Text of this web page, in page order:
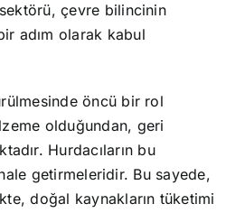
sektörü, çevre bilincinin
adım olarak kabul
öncü bir rol
olduğundan, geri
Hurdacıların bu
getirmeleridir. Bu sayede,
doğal kaynakların tüketimi